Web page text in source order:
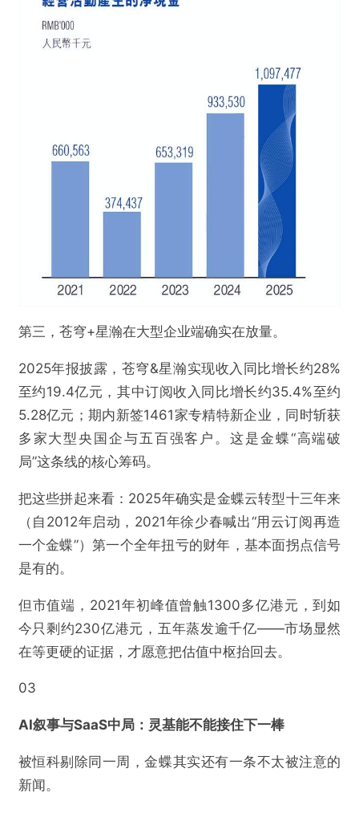
@博望财经
刚扭亏就被恒科除名：金蝶“十三年云转型”上岸
后的资本冷遇
欺诈 色情 诱导行为
不实信息 违法犯罪 其他
提交
第三，苍穹+星瀚在大型企业端确实在放量。
2025年报披露，苍穹&星瀚实现收入同比增长约28%
至约19.4亿元，其中订阅收入同比增长约35.4%至约
5.28亿元；期内新签1461家专精特新企业，同时斩获
多家大型央国企与五百强客户。这是金蝶“高端破
局”这条线的核心筹码。
把这些拼起来看：2025年确实是金蝶云转型十三年来
（自2012年启动，2021年徐少春喊出“用云订阅再造
一个金蝶”）第一个全年扭亏的财年，基本面拐点信号
是有的。
但市值端，2021年初峰值曾触1300多亿港元，到如
今只剩约230亿港元，五年蒸发逾千亿——市场显然
在等更硬的证据，才愿意把估值中枢抬回去。
03
AI叙事与SaaS中局：灵基能不能接住下一棒
被恒科剔除同一周，金蝶其实还有一条不太被注意的
新闻。